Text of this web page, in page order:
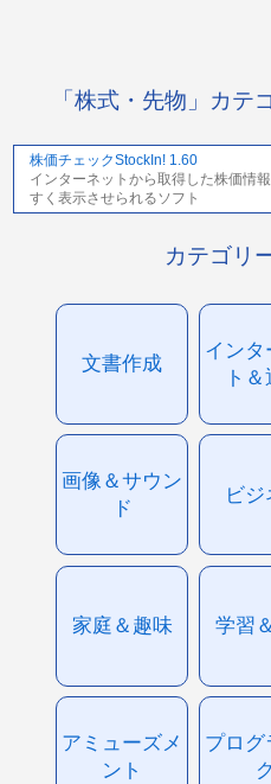
「株式・先物」カテ
株価チェックStockIn! 1.60
インターネットから取得した株価情
すく表示させられるソフト
カテゴリ
文書作成
インタ
ト
画像＆サウン
ド
ビジ
家庭＆趣味 学習
アミューズメ
ント
プログ